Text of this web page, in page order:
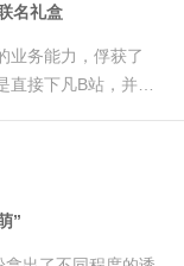
名礼盒
业务能力，俘获了
接下凡B站，并且
”